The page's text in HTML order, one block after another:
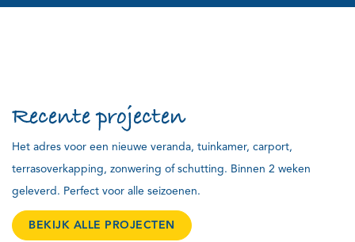
Recente projecten
Het adres voor een nieuwe veranda, tuinkamer, carport,
terrasoverkapping, zonwering of schutting. Binnen 2 weken
geleverd. Perfect voor alle seizoenen.
BEKIJK ALLE PROJECTEN